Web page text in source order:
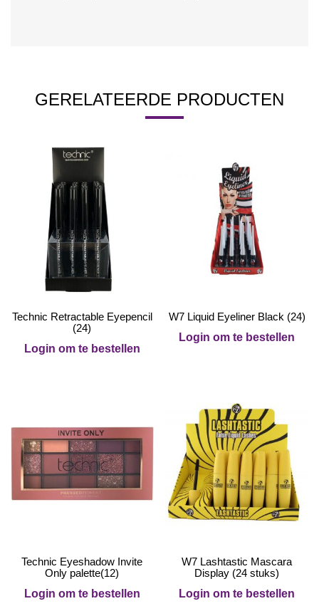
GERELATEERDE PRODUCTEN
Technic Retractable Eyepencil
(24)
Login om te bestellen
W7 Liquid Eyeliner Black (24)
Login om te bestellen
Technic Eyeshadow Invite
Only palette(12)
Login om te bestellen
W7 Lashtastic Mascara
Display (24 stuks)
Login om te bestellen